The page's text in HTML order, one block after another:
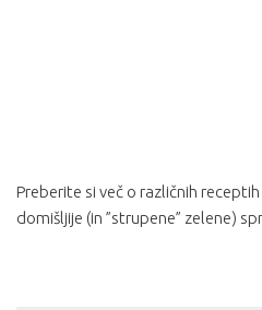
Preberite si več o različnih
domišljije (in ”strupene” zelene)